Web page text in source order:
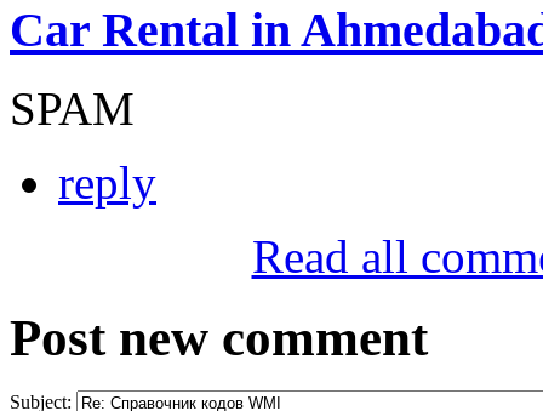
Car Rental in
SPAM
reply
Read all
Post new comment
Subject: